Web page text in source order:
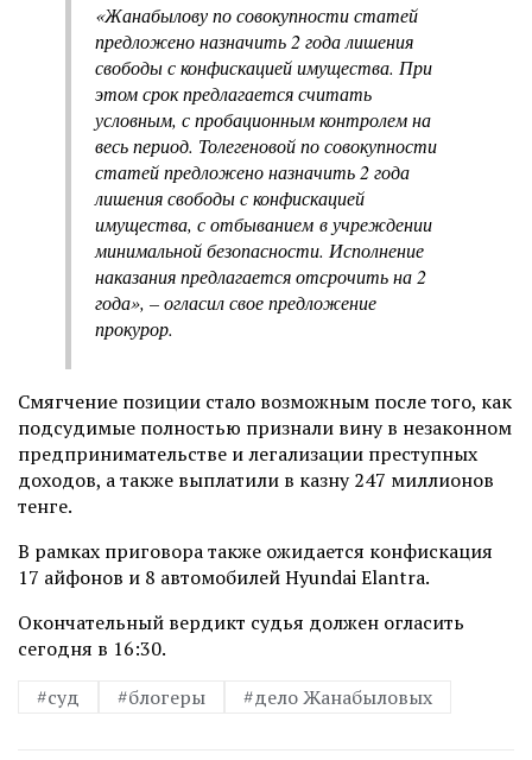
«Жанабылову по совокупности статей
предложено назначить 2 года лишения
свободы с конфискацией имущества. При
этом срок предлагается считать
условным, с пробационным контролем на
весь период. Толегеновой по совокупности
статей предложено назначить 2 года
лишения свободы с конфискацией
имущества, с отбыванием в учреждении
минимальной безопасности. Исполнение
наказания предлагается отсрочить на 2
года», – огласил свое предложение
прокурор.
Смягчение позиции стало возможным после того, как
подсудимые полностью признали вину в незаконном
предпринимательстве и легализации преступных
доходов, а также выплатили в казну 247 миллионов
тенге.
В рамках приговора также ожидается конфискация
17 айфонов и 8 автомобилей Hyundai Elantra.
Окончательный вердикт судья должен огласить
сегодня в 16:30.
#суд
#блогеры #дело Жанабыловых